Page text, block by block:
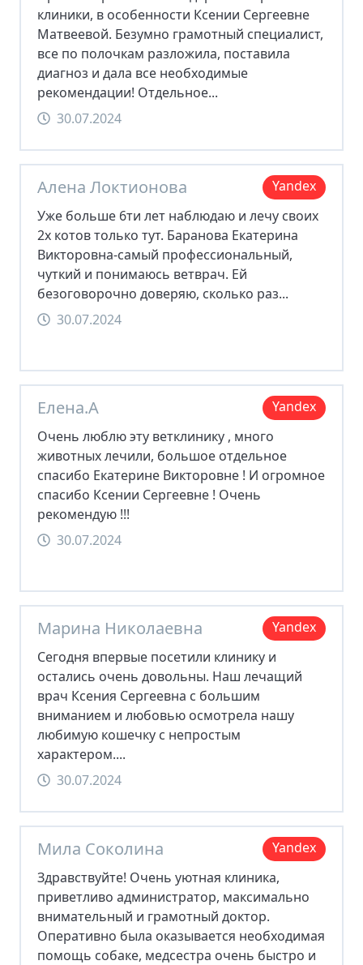
клиники, в особенности Ксении Сергеевне
Матвеевой. Безумно грамотный специалист,
все по полочкам разложила, поставила
диагноз и дала все необходимые
рекомендации! Отдельное...
30.07.2024
Алена Локтионова
Yandex
Уже больше 6ти лет наблюдаю и лечу своих
2х котов только тут. Баранова Екатерина
Викторовна-самый профессиональный,
чуткий и понимаюсь ветврач. Ей
безоговорочно доверяю, сколько раз...
30.07.2024
Елена.А
Yandex
Очень люблю эту ветклинику , много
животных лечили, большое отдельное
спасибо Екатерине Викторовне ! И огромное
спасибо Ксении Сергеевне ! Очень
рекомендую !!!
30.07.2024
Марина Николаевна
Yandex
Сегодня впервые посетили клинику и
остались очень довольны. Наш лечащий
врач Ксения Сергеевна с большим
вниманием и любовью осмотрела нашу
любимую кошечку с непростым
характером....
30.07.2024
Мила Соколина
Yandex
Здравствуйте! Очень уютная клиника,
приветливо администратор, максимально
внимательный и грамотный доктор.
Оперативно была оказывается необходимая
помощь собаке, медсестра очень быстро и